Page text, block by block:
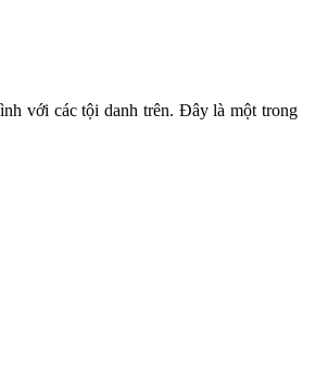
với các tội danh trên. Đây là một trong